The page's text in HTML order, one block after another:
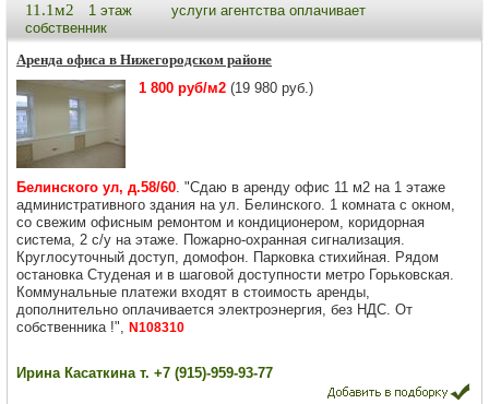
11.1м2 1 этаж
услуги агентства оплачивает
собственник
Аренда офиса в Нижегородском районе
1 800 руб/м2 (19 980 руб.)
Белинского ул, д.58/60. "Сдаю в аренду офис 11 м2 на 1 этаже
административного здания на ул. Белинского. 1 комната с окном,
со свежим офисным ремонтом и кондиционером, коридорная
система, 2 с/у на этаже. Пожарно-охранная сигнализация.
Круглосуточный доступ, домофон. Парковка стихийная. Рядом
остановка Студеная и в шаговой доступности метро Горьковская.
Коммунальные платежи входят в стоимость аренды,
дополнительно оплачивается электроэнергия, без НДС. От
собственника !", N108310
Ирина Касаткина т. +7 (915)-959-93-77